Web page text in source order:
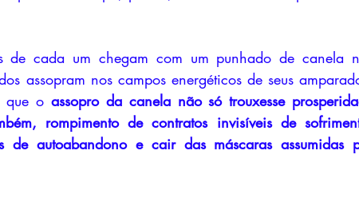
de cada um chegam com um punhado de canela
que o assopro da canela não só trouxesse
rompimento de contratos invisíveis de
de autoabandono e cair das máscaras assumidas